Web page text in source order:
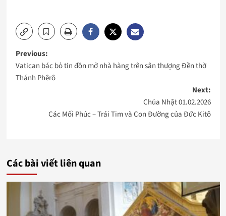
Post
navigation
Previous:
Vatican bác bỏ tin đồn mở nhà hàng trên sân thượng Đền thờ
Thánh Phêrô
Next:
Chúa Nhật 01.02.2026
Các Mối Phúc – Trái Tim và Con Đường của Đức Kitô
Các bài viết liên quan